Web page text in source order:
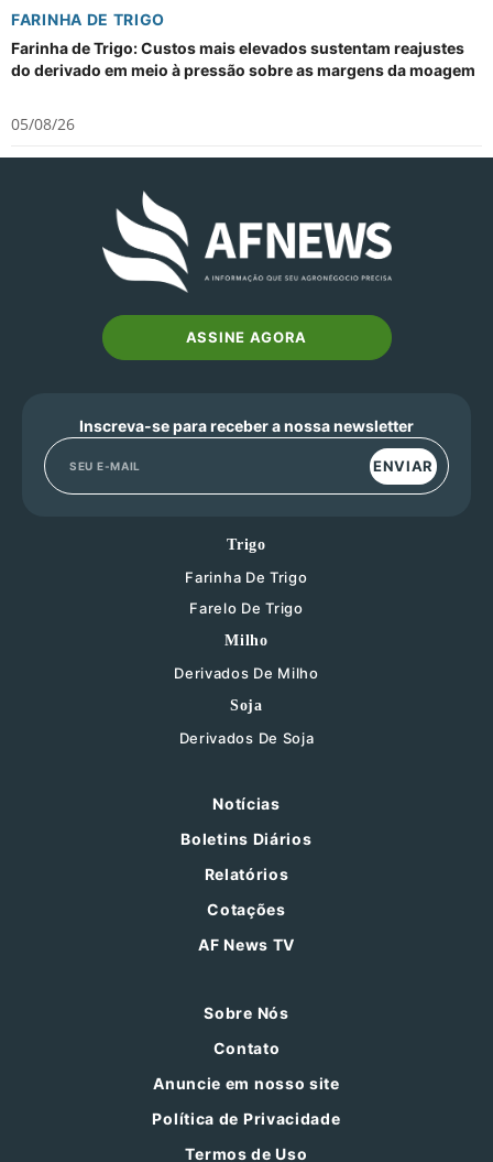
FARINHA DE TRIGO
Farinha de Trigo: Custos mais elevados sustentam reajustes
do derivado em meio à pressão sobre as margens da moagem
05/08/26
ASSINE AGORA
Inscreva-se para receber a nossa newsletter
ENVIAR
Trigo
Farinha De Trigo
Farelo De Trigo
Milho
Derivados De Milho
Soja
Derivados De Soja
Notícias
Boletins Diários
Relatórios
Cotações
AF News TV
Sobre Nós
Contato
Anuncie em nosso site
Política de Privacidade
Termos de Uso